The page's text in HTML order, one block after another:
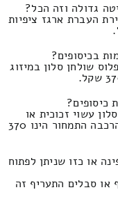
גדולה וזה הכל?
העברת ארגז ציפיות
בכיסופים?
שולחן סלון במיזוג
כיסופים?
עשוי זכוכית או
עצים או גבס בתמזוגת של לבצע פירוק והרכבה התמחור הינו 370
או כזו שניתן לפתוח
או סבלים התעריף זה